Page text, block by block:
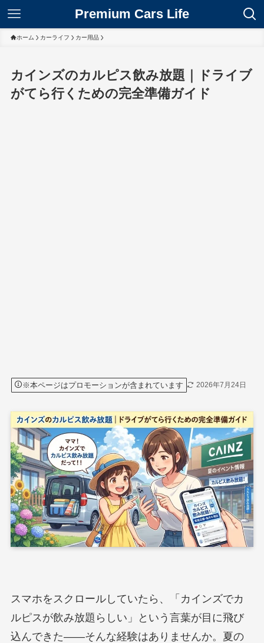
Premium Cars Life
ホーム カーライフ カー用品
カインズのカルピス飲み放題｜ドライブ
がてら行くための完全準備ガイド
※本ページはプロモーションが含まれています 2026年7月24日
スマホをスクロールしていたら、「カインズでカ
ルピスが飲み放題らしい」という言葉が目に飛び
込んできた——そんな経験はありませんか。夏の